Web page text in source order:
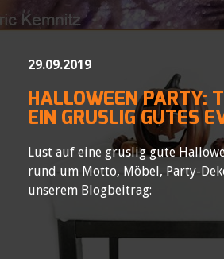
29.09.2019
HALLOWEEN PARTY:
EIN GRUSLIG GUTES
Lust auf eine gruslig gute
rund um Motto, Möbel, Party-
unserem Blogbeitrag: